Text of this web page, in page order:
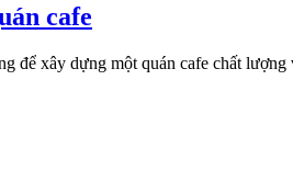
cafe
để xây dựng một quán cafe chất